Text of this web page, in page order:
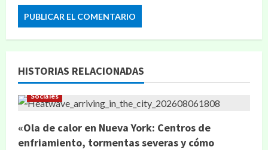
HISTORIAS RELACIONADAS
Sociales
«Ola de calor en Nueva York: Centros de
enfriamiento, tormentas severas y cómo